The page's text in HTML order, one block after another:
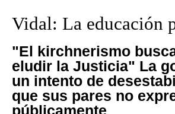
Vidal: La educación
"El kirchnerismo
eludir la Justicia" La
un intento de
que sus pares no
públicamente